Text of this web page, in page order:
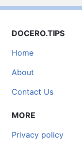
DOCERO.TIPS
Home
About
Contact Us
MORE
Privacy policy